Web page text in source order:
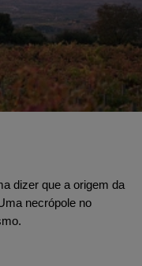
dizer que a origem da
necrópole no